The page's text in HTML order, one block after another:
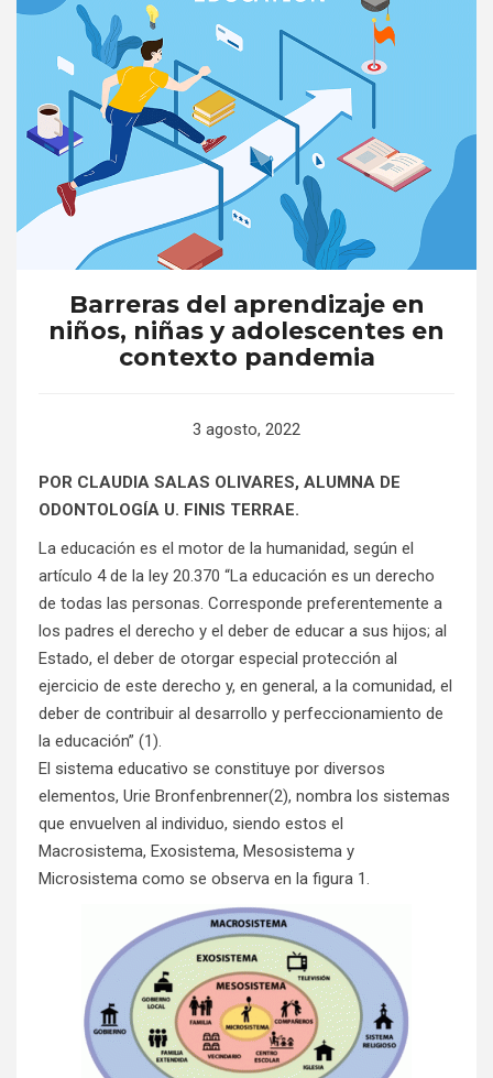
Barreras del aprendizaje en
niños, niñas y adolescentes en
contexto pandemia
3 agosto, 2022
POR CLAUDIA SALAS OLIVARES, ALUMNA DE
ODONTOLOGÍA U. FINIS TERRAE.
La educación es el motor de la humanidad, según el
artículo 4 de la ley 20.370 “La educación es un derecho
de todas las personas. Corresponde preferentemente a
los padres el derecho y el deber de educar a sus hijos; al
Estado, el deber de otorgar especial protección al
ejercicio de este derecho y, en general, a la comunidad, el
deber de contribuir al desarrollo y perfeccionamiento de
la educación” (1).
El sistema educativo se constituye por diversos
elementos, Urie Bronfenbrenner(2), nombra los sistemas
que envuelven al individuo, siendo estos el
Macrosistema, Exosistema, Mesosistema y
Microsistema como se observa en la figura 1.